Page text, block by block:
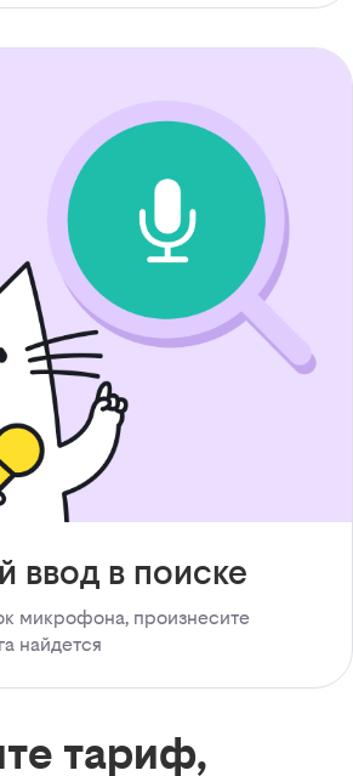
ввод в поиске
микрофона, произнесите
найдется
тариф,